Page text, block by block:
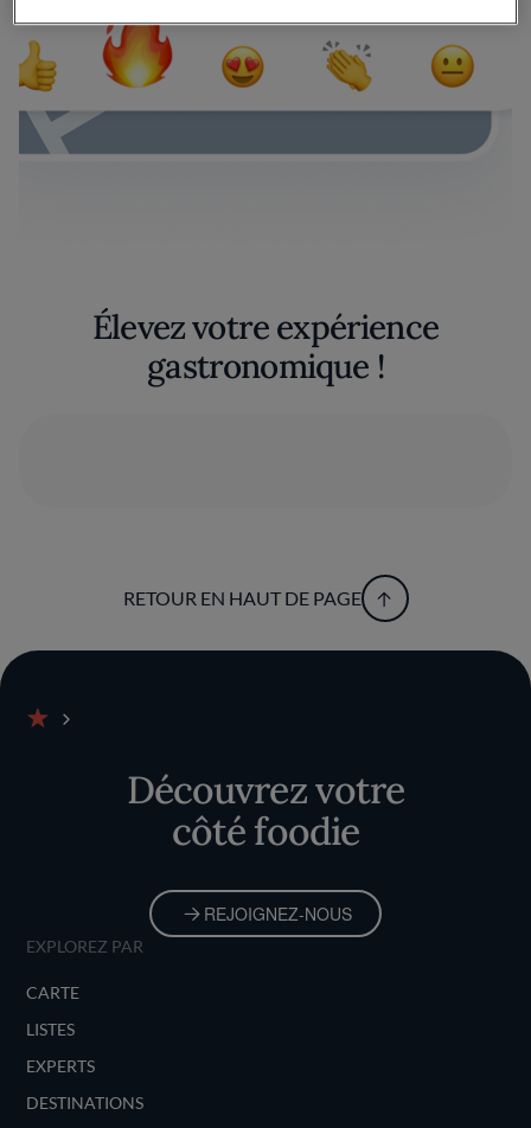
Élevez votre expérience
gastronomique !
RETOUR EN HAUT DE PAGE
Découvrez votre
côté foodie
REJOIGNEZ-NOUS
EXPLOREZ PAR
CARTE
LISTES
EXPERTS
DESTINATIONS